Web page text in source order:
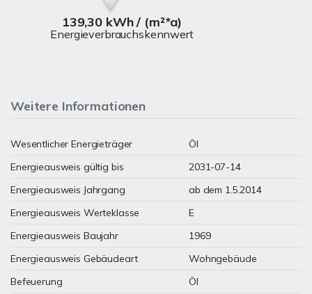
139,30 kWh / (m²*a)
Energieverbrauchskennwert
Weitere Informationen
Wesentlicher Energieträger
Öl
Energieausweis gültig bis
2031-07-14
Energieausweis Jahrgang
ab dem 1.5.2014
Energieausweis Werteklasse
E
Energieausweis Baujahr
1969
Energieausweis Gebäudeart
Wohngebäude
Befeuerung
Öl